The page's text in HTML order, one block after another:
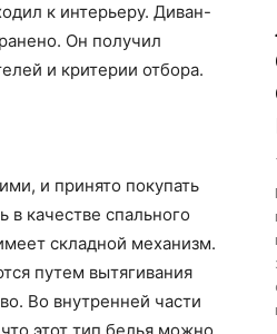
все
о
к интерьеру. Диван-
Он получил
и критерии отбора.
и принято покупать
в качестве спального
складной механизм.
путем вытягивания
Во внутренней части